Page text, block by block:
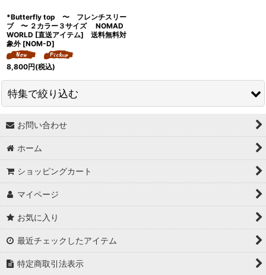
*Butterfly top 〜 フレンチスリー
ブ 〜 ２カラー３サイズ NOMAD
WORLD [直送アイテム] 送料無料対
象外 [NOM-D]
8,800円(税込)
特集で絞り込む
↓ 特集 ↓
★最大６０％OFF SALE★
★BODYコレクション！
★Ethical Life Goods:エシカルライフ商品
★Original Select
お問い合わせ
ホーム
ショッピングカート
マイページ
お気に入り
最近チェックしたアイテム
特定商取引法表示